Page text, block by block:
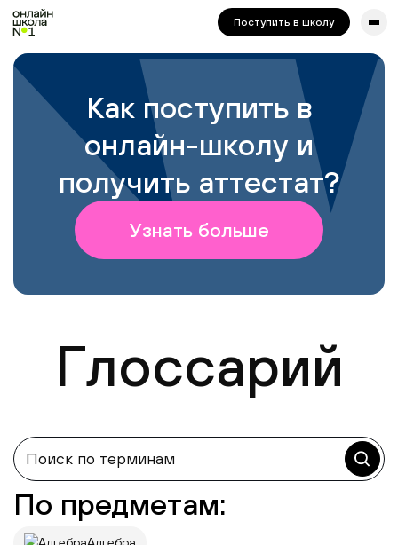
сайта. Для корректной работы попробуйте отключить VPN.
Поступить в школу
Как поступить в
онлайн-школу и
получить аттестат?
Узнать больше
Глоссарий
По предметам: